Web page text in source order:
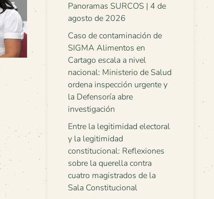
Panoramas SURCOS | 4 de
agosto de 2026
Caso de contaminación de
SIGMA Alimentos en
Cartago escala a nivel
nacional: Ministerio de Salud
ordena inspección urgente y
la Defensoría abre
investigación
Entre la legitimidad electoral
y la legitimidad
constitucional: Reflexiones
sobre la querella contra
cuatro magistrados de la
Sala Constitucional